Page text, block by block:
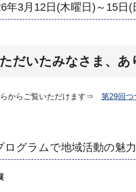
年3月12日(木曜日)～15日(
だいたみなさま、あ
らからご覧いただけます⇒ 第29回つ
グラムで地域活動の魅